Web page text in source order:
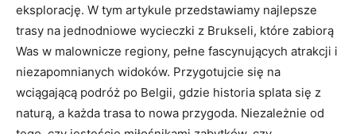
eksplorację. W‍ tym artykule przedstawiamy najlepsze
trasy na jednodniowe wycieczki z Brukseli, które⁢ zabiorą
Was w malownicze regiony, pełne fascynujących atrakcji i
niezapomnianych‍ widoków.⁣ Przygotujcie ⁢się na
wciągającą podróż po Belgii, ​gdzie historia splata‌ się z
naturą, a każda trasa to nowa przygoda. Niezależnie od